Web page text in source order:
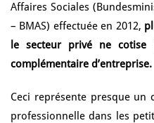
Affaires Sociales
– BMAS) effectuée en 2012,
le secteur privé ne
complémentaire d’entreprise.
Ceci représente presque un
professionnelle dans les